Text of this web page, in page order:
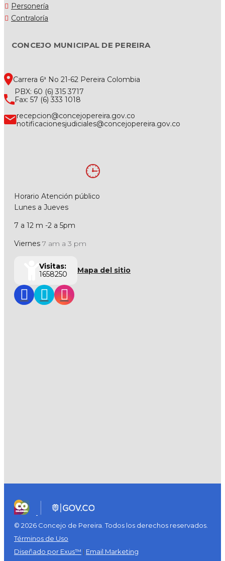
Personería
Contraloría
CONCEJO MUNICIPAL DE PEREIRA
Carrera 6ª No 21-62 Pereira Colombia
PBX: 60 (6) 315 3717
Fax: 57 (6) 333 1018
recepcion@concejopereira.gov.co
notificacionesjudiciales@concejopereira.gov.co
Horario Atención público
Lunes a Jueves
7 a 12 m -2 a 5pm
Viernes 7 am a 3 pm
Visitas:
1658250
Mapa del sitio
© 2026 Concejo de Pereira. Todos los derechos reservados.
Términos de Uso
Diseñado por Exus™ | Email Marketing